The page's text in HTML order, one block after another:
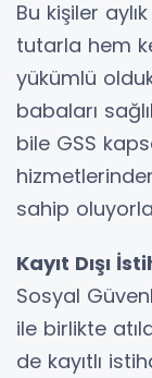
Bu kişiler
tutarla hem
yükümlü
babaları
bile GSS
sahip
Kayıt Dışı
Sosyal
ile birlikte
de kayıtlı